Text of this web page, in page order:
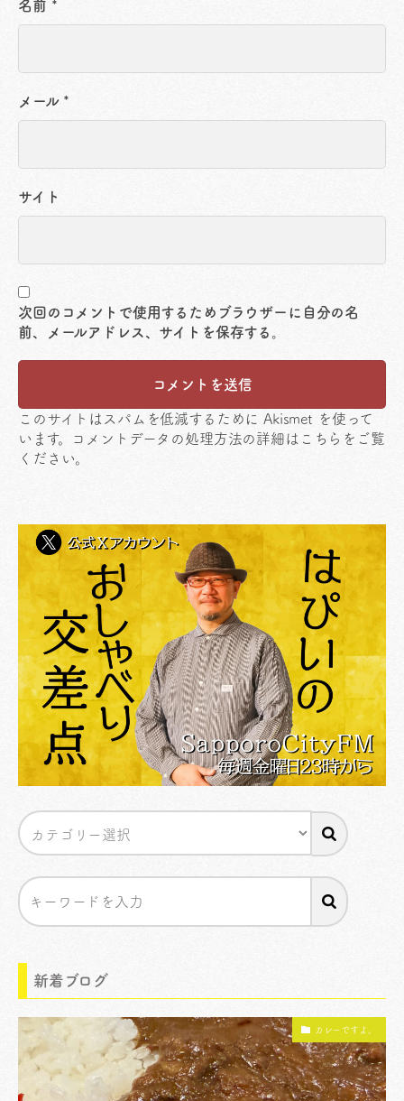
名前 *
メール *
サイト
次回のコメントで使用するためブラウザーに自分の名
前、メールアドレス、サイトを保存する。
このサイトはスパムを低減するために Akismet を使って
います。
コメントデータの処理方法の詳細はこちらをご覧
ください。
新着ブログ
カレーですよ。